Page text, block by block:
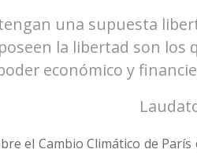
una supuesta
la libertad son los
económico y
el Cambio Climático de París